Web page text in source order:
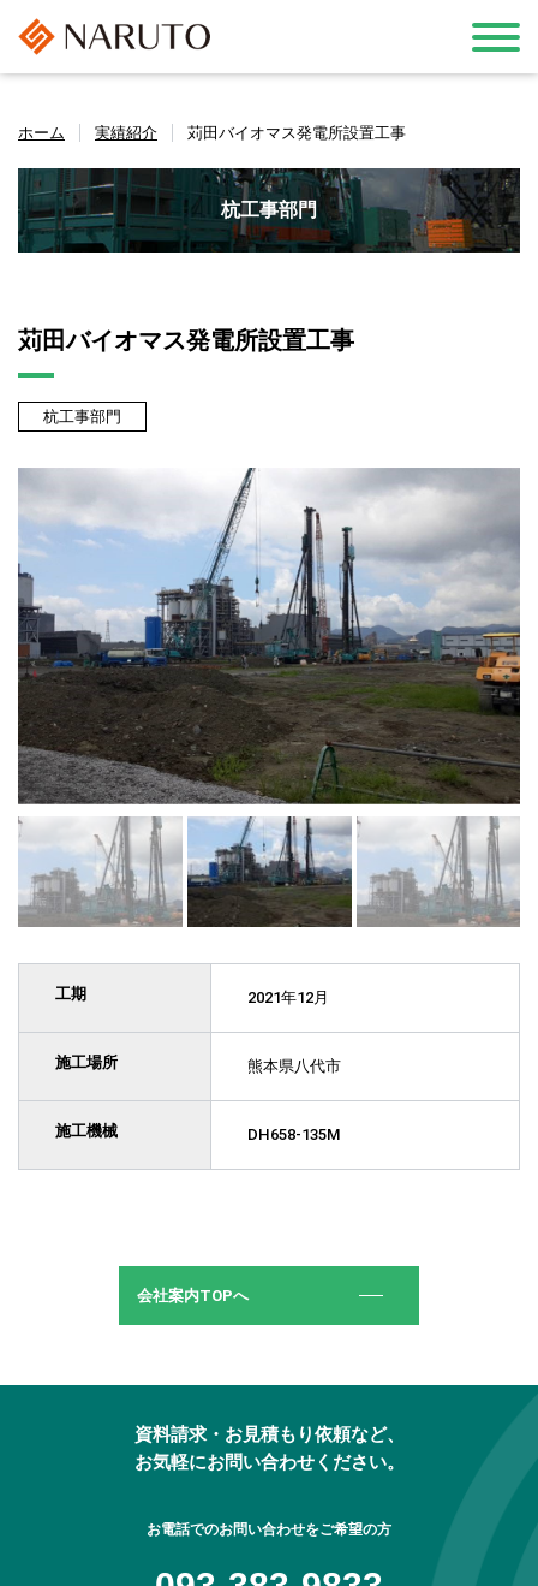
ホーム 実績紹介 苅田バイオマス発電所設置工事
杭工事部門
苅田バイオマス発電所設置工事
杭工事部門
工期 2021年12月
施工場所 熊本県八代市
施工機械 DH658-135M
会社案内TOPへ
資料請求・お見積もり依頼など、
お気軽にお問い合わせください。
お電話でのお問い合わせをご希望の方